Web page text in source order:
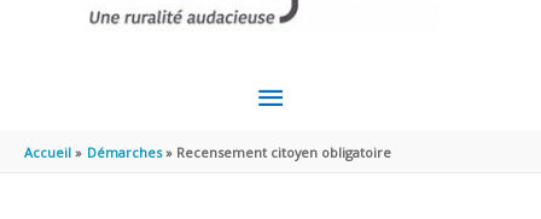
MENU
PRINCIPAL
Accueil Démarches Recensement citoyen obligatoire